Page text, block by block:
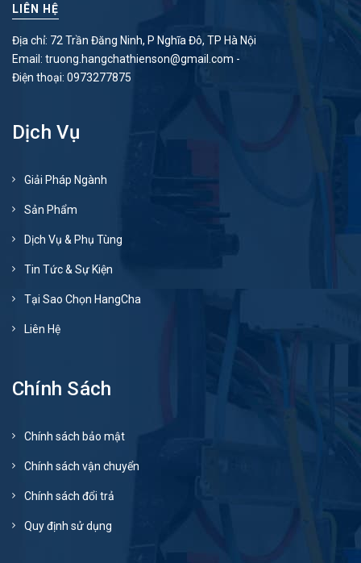
LIÊN HỆ
Địa chỉ: 72 Trần Đăng Ninh, P Nghĩa Đô, TP Hà Nội
Email: truong.hangchathienson@gmail.com -
Điện thoại: 0973277875
Dịch Vụ
Giải Pháp Ngành
Sản Phẩm
Dịch Vụ & Phụ Tùng
Tin Tức & Sự Kiện
Tại Sao Chọn HangCha
Liên Hệ
Chính Sách
Chính sách bảo mật
Chính sách vận chuyển
Chính sách đổi trả
Quy định sử dụng